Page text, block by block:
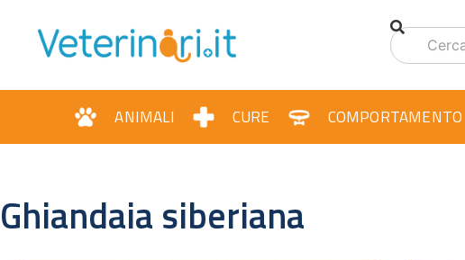
ANIMALI CURE COMPORTAMENTO
Ghiandaia siberiana